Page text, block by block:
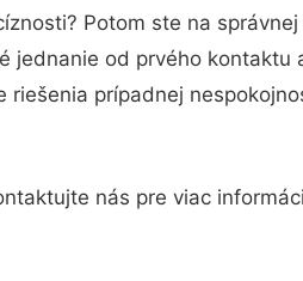
Potom ste na správnej
jednanie od prvého kontaktu
prípadnej
nás pre viac